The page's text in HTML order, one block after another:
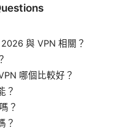
與 VPN 相關？
哪個比較好？
？
？
？